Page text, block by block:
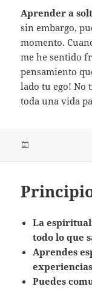
Aprender a
sin embargo,
momento.
me he sentido
pensamiento
lado tu ego! No
toda una vida
La
todo lo que
Aprendes
Puedes